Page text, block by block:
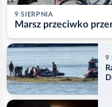
9 SIERPNIA
Marsz przeciwko
9